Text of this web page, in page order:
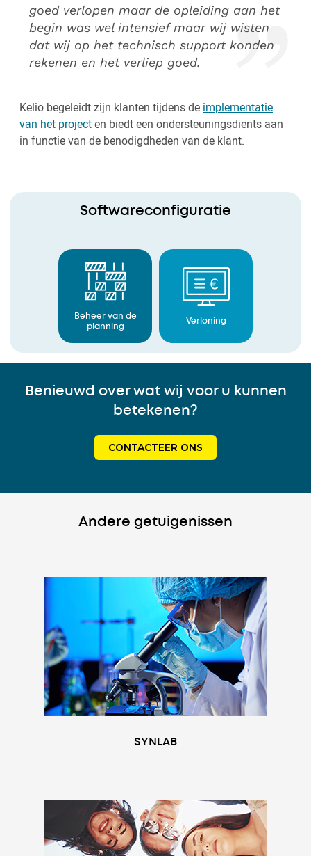
goed verlopen maar de opleiding aan het
begin was wel intensief maar wij wisten
dat wij op het technisch support konden
rekenen en het verliep goed.
Kelio begeleidt zijn klanten tijdens de implementatie
van het projecten biedt een ondersteuningsdients aan
in functie van de benodigdheden van de klant.
Softwareconfiguratie
Beheer van de
planning
Verloning
Benieuwd over wat wij voor u kunnen
betekenen?
CONTACTEER ONS
Andere getuigenissen
SYNLAB